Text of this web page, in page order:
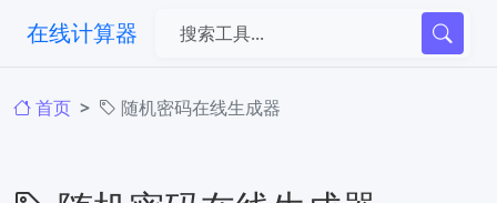
在线计算器
首页 随机密码在线生成器